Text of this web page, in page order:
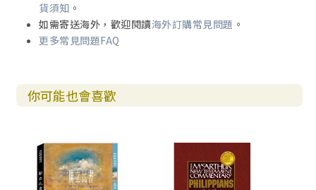
貨須知 。
如需寄送海外，歡迎閱讀海外訂購常見問題 。
更多常見問題FAQ
你可能也會喜歡